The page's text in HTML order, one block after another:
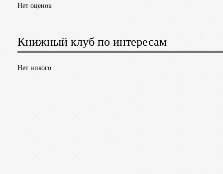
Нет оценок
Книжный клуб по интересам
Нет никого